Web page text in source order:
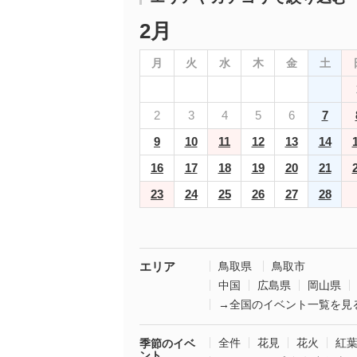
2月
月 火 水 木 金 土
2
3 4 5 6 7
9
10 11 12 13 14
16
17 18 19 20 21
23
24 25 26 27 28
エリア 鳥取県
鳥取市
中国
広島県
岡山県
→全国のイベント一覧を見
季節のイベ
全件 花見 花火
紅葉